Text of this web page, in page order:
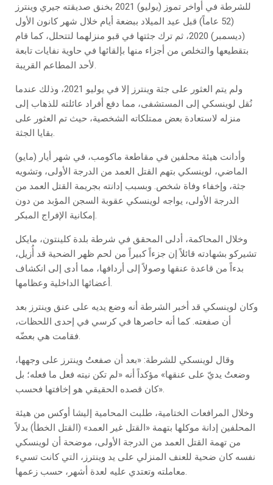
للشرطة في أواخر تموز (يوليو) 2021 بخنق صديقته جيري وينترز
(52 عاماً) قبل عيد الميلاد ببضعة أيام خلال شهر كانون الأول
(ديسمبر) 2020، ثم ترك جثتها في قبو منزلهما لتتحلل، كما قام
بتقطيعها والتخلص من أجزاء منها بإلقائها في حاوية نفايات تابعة
لأحد المطاعم القريبة.
ولم يتم العثور على جثة وينترز إلا في يوليو 2021، وذلك عندما
نُقل لوينسكي إلى المستشفى، مما دفع أفراد عائلته للذهاب إلى
منزله لاستعادة بعض ممتلكاته الشخصية، حيث تم العثور على
بقايا الجثة.
وأدانت هيئة محلفين في مقاطعة ماكومب، في شهر أيار (مايو)
الماضي، لوينسكي بتهم القتل العمد من الدرجة الأولى، وتشويه
جثة، وإخفاء وفاة شخص. وبسبب إدانته بجريمة القتل العمد من
الدرجة الأولى، يواجه لوينسكي عقوبة السجن المؤبد من دون
إمكانية الإفراج المبكر.
وخلال المحاكمة، أدلى المحقق في شرطة بلدة كلينتون، مايكل
تشيركو بشهادته قائلاً إن جزءاً كبيراً من لحم ظهر الضحية قد أُزيل،
بدءاً من قاعدة عنقها وصولاً إلى أردافها، مما أدى إلى انكشاف
أعضائها الداخلية وعظامها.
وكان لوينسكي قد أخبر الشرطة أنه وضع يديه على عنق وينترز بعد
أن صفعته. كما أنه حاصرها في كرسي في إحدى اللحظات،
فقامت هي بعضّه.
وقال لوينسكي للشرطة: «بعد أن صفعتُ وينترز على وجهها،
وضعتُ يديّ على عنقها» مؤكداً أنه «لم تكن نيته فعل ما فعله؛ بل
كان قصده الحقيقي هو إخافتها فحسب».
وخلال المرافعات الختامية، طلبت المحامية إليشا أوكس من هيئة
المحلفين إدانة موكلها بتهمة «القتل غير العمد» (القتل الخطأ) بدلاً
من تهمة القتل العمد من الدرجة الأولى، موضحة أن لوينسكي
نفسه كان ضحية للعنف المنزلي على يد وينترز، التي كانت تسيء
معاملته وتعتدي عليه لعدة أشهر، حسب زعمها.